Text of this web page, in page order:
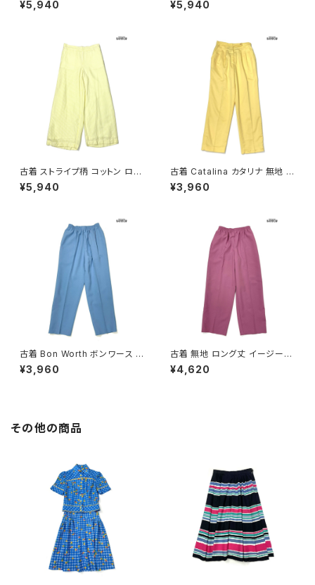
(btu2604015)
¥5,940
4)
¥5,940
古着 ストライプ柄 コットン ロン
グ丈 パンツ 黄 (btu2604013)
¥5,940
古着 Catalina カタリナ 無地 コ
ットン ロング丈 スラックス パン
ツ 黄 (btu2603032)
¥3,960
古着 Bon Worth ボンワース 無
地 ロング丈 イージーパンツ 青
水色 (btu2603041)
¥3,960
古着 無地 ロング丈 イージーパ
ンツ ピンク (btu2603042)
¥4,620
その他の商品